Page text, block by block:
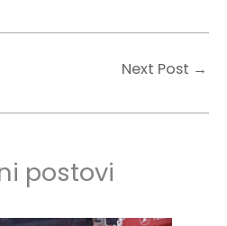
Next Post →
postovi